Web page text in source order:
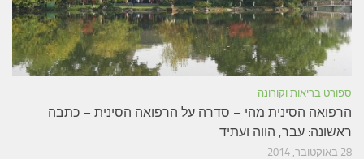
ספורט בריאות וקורונה
הרפואה הסינית מהי – סדרה על הרפואה הסינית – כתבה
ראשונה: עבר, הווה ועתיד
28 באוקטובר, 2014